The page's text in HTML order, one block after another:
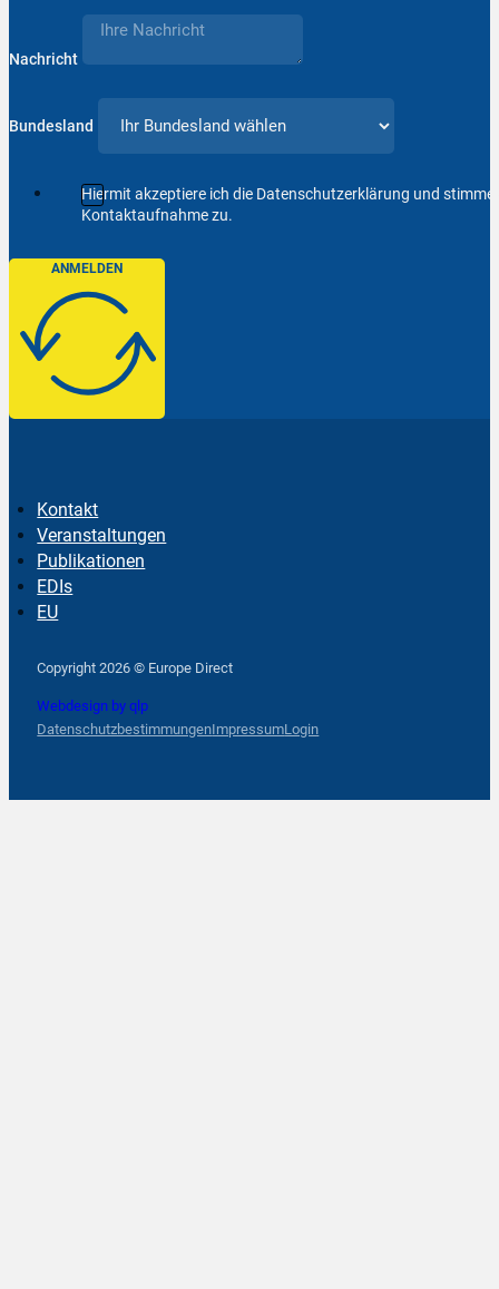
Nachricht
Bundesland
Hiermit akzeptiere ich die Datenschutzerklärung und
Kontaktaufnahme zu.
ANMELDEN
Kontakt
Veranstaltungen
Publikationen
EDIs
EU
Copyright 2026 © Europe Direct
Webdesign by qlp
DatenschutzbestimmungenImpressumLogin